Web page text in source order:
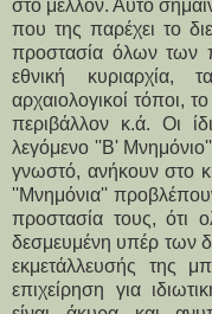
στο μέλλον. Αυτό
που της παρέχει το
προστασία όλων των
εθνική κυριαρχία,
αρχαιολογικοί τόποι,
περιβάλλον κ.ά. Οι
λεγόμενο ''Β'
γνωστό, ανήκουν στο
''Μνημόνια''
προστασία τους, ότι
δεσμευμένη υπέρ των
εκμετάλλευσής της
επιχείρηση για